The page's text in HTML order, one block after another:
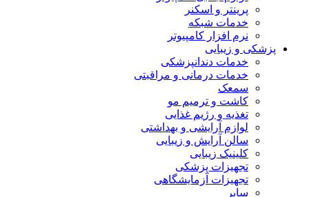
پرینتر و اسکنر
خدمات شبکه
نرم افزار کامپیوتر
پزشکی و زیبایی
خدمات دندانپزشکی
خدمات درمانی و مراقبتی
سمعک
کاشت و ترمیم مو
تغذیه و رژیم غذایی
لوازم آرایشی و بهداشتی
سالن آرایش و زیبایی
کلینیک زیبایی
تجهیزات پزشکی
تجهیزات آزمایشگاهی
سایر